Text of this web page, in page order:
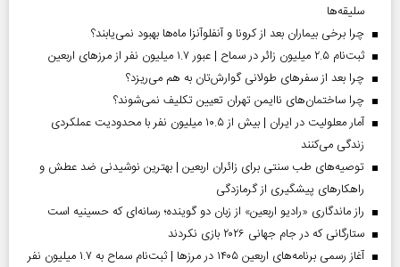
سلیقه‌ها
چرا برخی بیماران بعد از کرونا و آنفلوآنزا ماه‌ها بهبود نمی‌یابند؟
ثبت‌نام ۲.۵ میلیون زائر در سماح | عبور ۱.۷ میلیون نفر از مرز‌های اربعین
چرا بعد از سفرهای طولانی گوارش‌تان به هم می‌ریزد؟
چرا ساختمان‌های ناایمن تهران تعیین تکلیف نمی‌شوند؟
آمار معلولیت در ایران | بیش از ۱۰.۵ میلیون نفر با محدودیت عملکردی
زندگی می‌کنند
توصیه‌های طب سنتی برای زائران اربعین | بهترین نوشیدنی ضد عطش و
راهکارهای پیشگیری از گرمازدگی
راز ماندگاری «رادیو اربعین» از زبان دو گوینده؛ رسانه‌ای که حسینیه است
ستارگانی که در جام جهانی ۲۰۲۶ بازی نکردند
آغاز رسمی برنامه‌های اربعین ۱۴۰۵ در مرز‌ها | ثبت‌نام سماح به ۱.۷ میلیون نفر